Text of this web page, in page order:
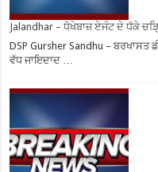
Jalandhar – ਧੋਖੇਬਾਜ਼ ਏਜੰਟ ਦੇ ਧੱਕੇ
DSP Gursher Sandhu –
ਵੱਧ ਜਾਇਦਾਦ …